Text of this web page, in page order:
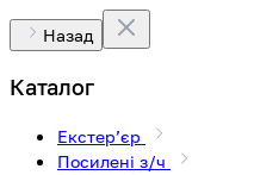
Назад
Каталог
Екстерʼєр
Посилені з/ч